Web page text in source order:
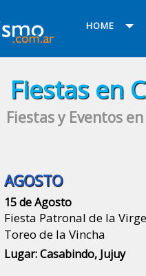
HOME
Fiestas en
Fiestas y Eventos
AGOSTO
15 de Agosto
Fiesta Patronal de la
Toreo de la Vincha
Lugar: Casabindo, Jujuy